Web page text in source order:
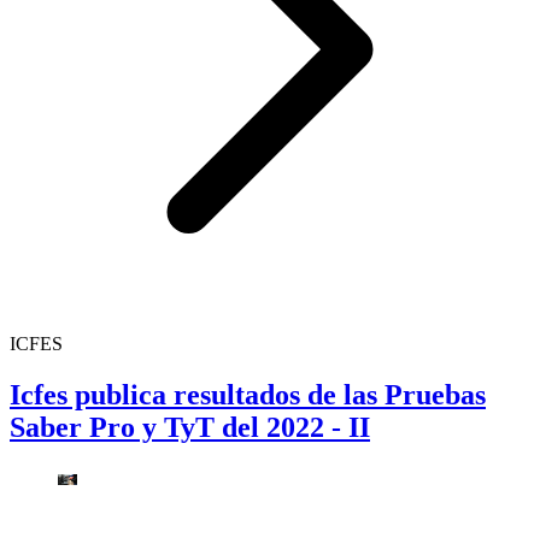
ICFES
Icfes publica resultados de las Pruebas
Saber Pro y TyT del 2022 - II